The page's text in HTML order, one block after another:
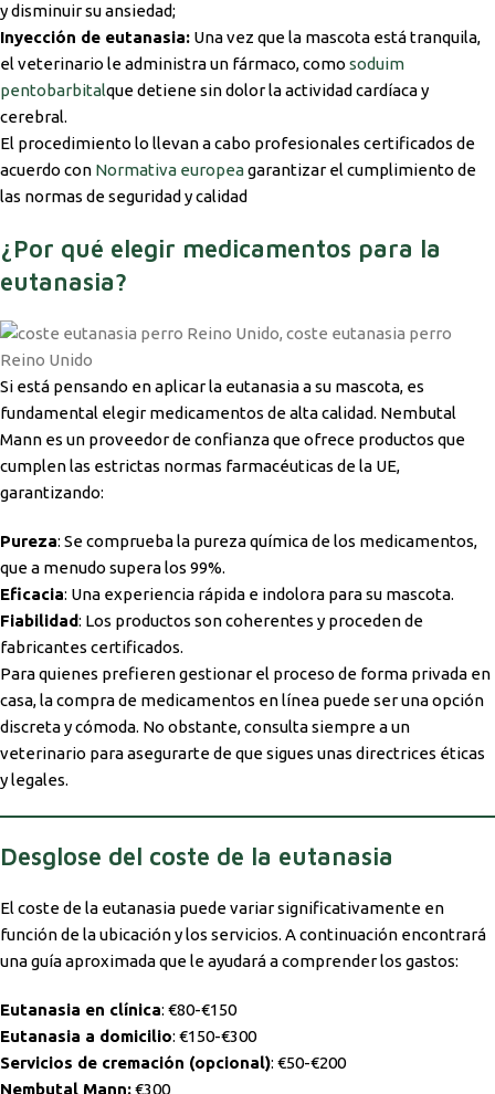
y disminuir su ansiedad;
Inyección de eutanasia: Una vez que la mascota está tranquila,
el veterinario le administra un fármaco, como soduim
pentobarbitalque detiene sin dolor la actividad cardíaca y
cerebral.
El procedimiento lo llevan a cabo profesionales certificados de
acuerdo con Normativa europeagarantizar el cumplimiento de
las normas de seguridad y calidad
¿Por qué elegir medicamentos para la
eutanasia?
Si está pensando en aplicar la eutanasia a su mascota, es
fundamental elegir medicamentos de alta calidad. Nembutal
Mann es un proveedor de confianza que ofrece productos que
cumplen las estrictas normas farmacéuticas de la UE,
garantizando:
Pureza: Se comprueba la pureza química de los medicamentos,
que a menudo supera los 99%.
Eficacia: Una experiencia rápida e indolora para su mascota.
Fiabilidad: Los productos son coherentes y proceden de
fabricantes certificados.
Para quienes prefieren gestionar el proceso de forma privada en
casa, la compra de medicamentos en línea puede ser una opción
discreta y cómoda. No obstante, consulta siempre a un
veterinario para asegurarte de que sigues unas directrices éticas
y legales.
Desglose del coste de la eutanasia
El coste de la eutanasia puede variar significativamente en
función de la ubicación y los servicios. A continuación encontrará
una guía aproximada que le ayudará a comprender los gastos:
Eutanasia en clínica: €80-€150
Eutanasia a domicilio: €150-€300
Servicios de cremación (opcional): €50-€200
Nembutal Mann:€300